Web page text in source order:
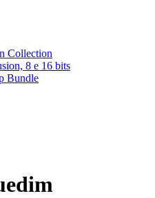
Collection
8 e 16 bits
Bundle